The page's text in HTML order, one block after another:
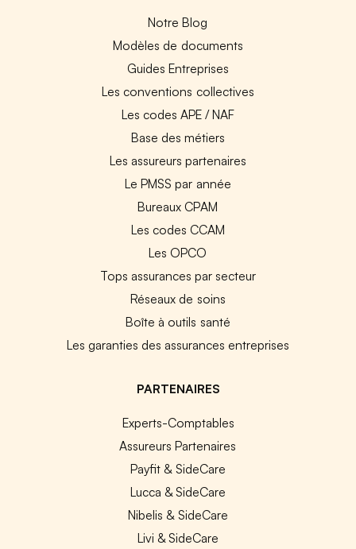
Notre Blog
Modèles de documents
Guides Entreprises
Les conventions collectives
Les codes APE / NAF
Base des métiers
Les assureurs partenaires
Le PMSS par année
Bureaux CPAM
Les codes CCAM
Les OPCO
Tops assurances par secteur
Réseaux de soins
Boîte à outils santé
Les garanties des assurances entreprises
PARTENAIRES
Experts-Comptables
Assureurs Partenaires
Payfit & SideCare
Lucca & SideCare
Nibelis & SideCare
Livi & SideCare